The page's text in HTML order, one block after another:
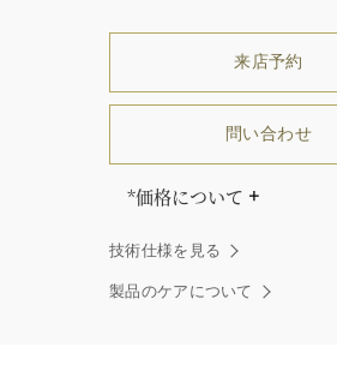
来店予約
問い合わせ
*価格について
ありません」創始者ハリー
ストンはそう語りました。
ウィンストンによって厳選
技術仕様を見る
製品のケアについて